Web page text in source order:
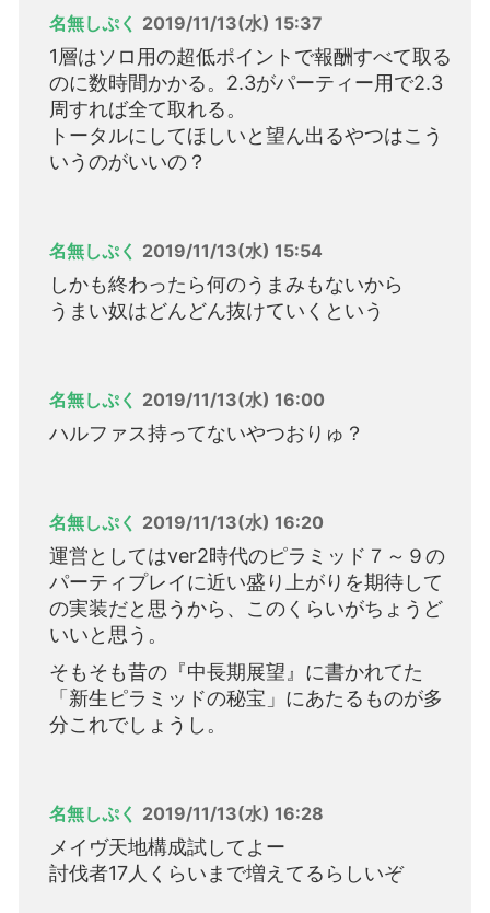
名無しぷく 2019/11/13(水) 15:37
1層はソロ用の超低ポイントで報酬すべて取る
のに数時間かかる。2.3がパーティー用で2.3
周すれば全て取れる。
トータルにしてほしいと望ん出るやつはこう
いうのがいいの？
名無しぷく 2019/11/13(水) 15:54
しかも終わったら何のうまみもないから
うまい奴はどんどん抜けていくという
名無しぷく 2019/11/13(水) 16:00
ハルファス持ってないやつおりゅ？
名無しぷく 2019/11/13(水) 16:20
運営としてはver2時代のピラミッド７～９の
パーティプレイに近い盛り上がりを期待して
の実装だと思うから、このくらいがちょうど
いいと思う。
そもそも昔の『中長期展望』に書かれてた
「新生ピラミッドの秘宝」にあたるものが多
分これでしょうし。
名無しぷく 2019/11/13(水) 16:28
メイヴ天地構成試してよー
討伐者17人くらいまで増えてるらしいぞ